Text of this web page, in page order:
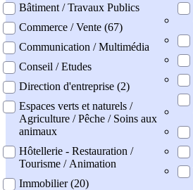
Bâtiment / Travaux Publics
Commerce / Vente (67)
Communication / Multimédia
Conseil / Etudes
Direction d'entreprise (2)
Espaces verts et naturels /
Agriculture / Pêche / Soins aux
animaux
Hôtellerie - Restauration /
Tourisme / Animation
Immobilier (20)